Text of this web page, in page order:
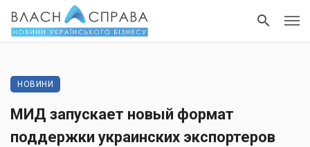
НОВИНИ
МИД запускает новый формат
поддержки украинских экспортеров